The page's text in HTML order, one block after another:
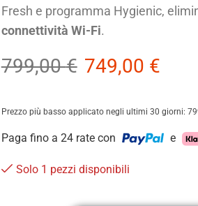
Fresh e programma Hygienic,
connettività Wi-Fi.
799,00€ 749,00 €
Prezzo più basso applicato negli ultimi 30 giorni:
Paga fino a 24 rate con e
Solo 1 pezzi disponibili